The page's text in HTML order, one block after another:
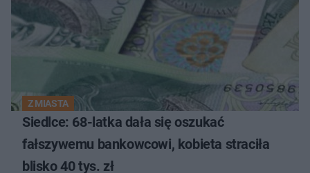
Z MIASTA
Siedlce: 68-latka dała się oszukać
fałszywemu bankowcowi, kobieta straciła
blisko 40 tys. zł